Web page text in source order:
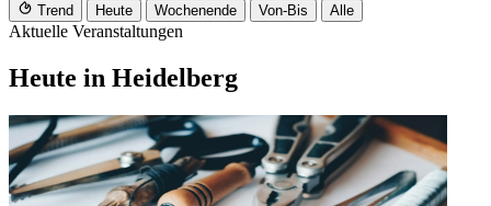
Trend Heute Wochenende Von-Bis Alle
Aktuelle Veranstaltungen
Heute in Heidelberg